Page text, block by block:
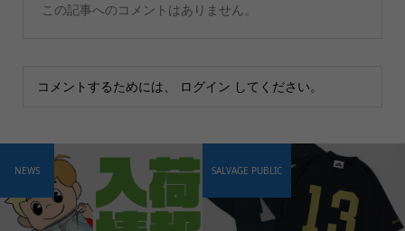
この記事へのコメントはありません。
コメントするためには、 ログイン してください。
NEWS SALVAGE PUBLIC